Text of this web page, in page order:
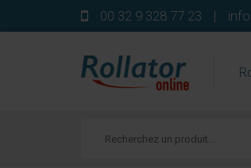
00 32 9 328 77 23 |